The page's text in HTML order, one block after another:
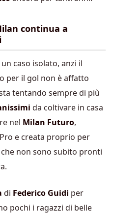
continua a
caso isolato, anzi il
per il gol non è affatto
tentando sempre di più
da coltivare in casa
nel Milan Futuro,
e creata proprio per
non sono subito pronti
di Federico Guidi per
pochi i ragazzi di belle